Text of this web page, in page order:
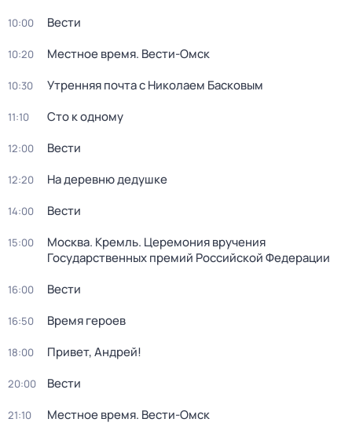
10:00 Вести
10:20 Местное время. Вести-Омск
10:30 Утренняя почта с Николаем Басковым
11:10 Сто к одному
12:00 Вести
12:20 На деревню дедушке
14:00 Вести
15:00
Москва. Кремль. Церемония вручения
Государственных премий Российской Федерации
16:00 Вести
16:50 Время героев
18:00 Привет, Андрей!
20:00 Вести
21:10 Местное время. Вести-Омск